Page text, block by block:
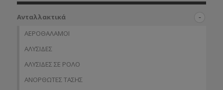
Ανταλλακτικά
ΑΕΡΟΘΑΛΑΜΟΙ
ΑΛΥΣΙΔΕΣ
ΑΛΥΣΙΔΕΣ ΣΕ ΡΟΛΟ
ΑΝΟΡΘΩΤΕΣ ΤΑΣΗΣ